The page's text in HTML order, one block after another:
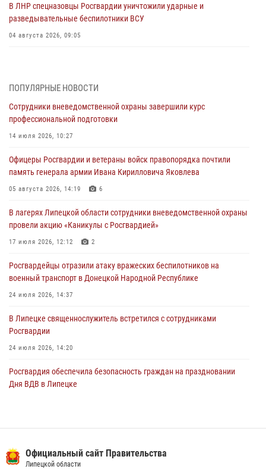
В ЛНР спецназовцы Росгвардии уничтожили ударные и
разведывательные беспилотники ВСУ
04 августа 2026, 09:05
03 августа 2026, 13:43 1
Росгвардейцы обеспечили безопасность граждан в День Лев-
Толстовского района
03 августа 2026, 13:41
Росгвардия противодействует БПЛА ВСУ на южном направлении
(видео)
03 августа 2026, 13:39
Росгвардия обеспечила охрану порядка во время проведения
фестивалей в Липецке
03 августа 2026, 13:17
ПОПУЛЯРНЫЕ НОВОСТИ
Сотрудники вневедомственной охраны завершили курс
профессиональной подготовки
14 июля 2026, 10:27
Офицеры Росгвардии и ветераны войск правопорядка почтили
память генерала армии Ивана Кирилловича Яковлева
05 августа 2026, 14:19 6
В лагерях Липецкой области сотрудники вневедомственной охраны
провели акцию «Каникулы с Росгвардией»
17 июля 2026, 12:12 2
Росгвардейцы отразили атаку вражеских беспилотников на
военный транспорт в Донецкой Народной Республике
24 июля 2026, 14:37
В Липецке священнослужитель встретился с сотрудниками
Росгвардии
24 июля 2026, 14:20
Росгвардия обеспечила безопасность граждан на праздновании
Дня ВДВ в Липецке
28 июля 2026, 14:38 4
Официальный сайт Правительства
Липецкой области